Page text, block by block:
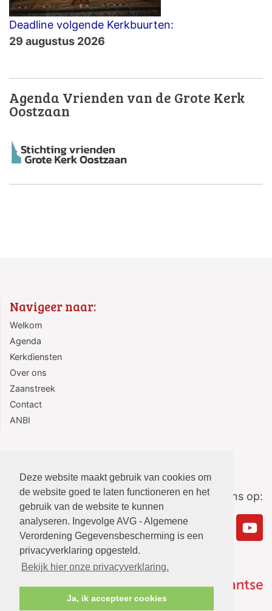
Deze website maakt gebruik van cookies om
de website goed te laten functioneren en het
gebruik van de website te kunnen
analyseren. Ingevolge AVG - Algemene
Verordening Gegevensbescherming is een
privacyverklaring opgesteld.
Bekijk hier onze privacyverklaring.
Ja, ik accepteer cookies
Deadline volgende Kerkbuurten:
29 augustus 2026
Agenda Vrienden van de Grote Kerk
Oostzaan
Navigeer naar:
Welkom
Agenda
Kerkdiensten
Over ons
Zaanstreek
Contact
ANBI
Volg ons op: